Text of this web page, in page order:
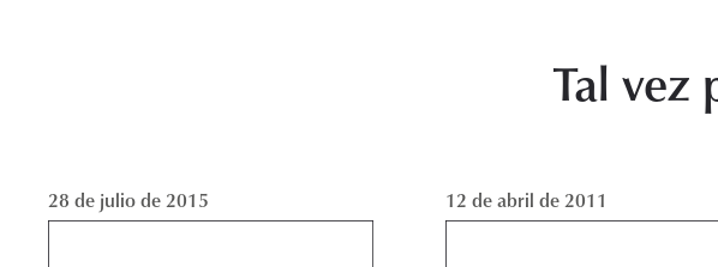
Tal vez
28 de julio de 2015 12 de abril de 2011